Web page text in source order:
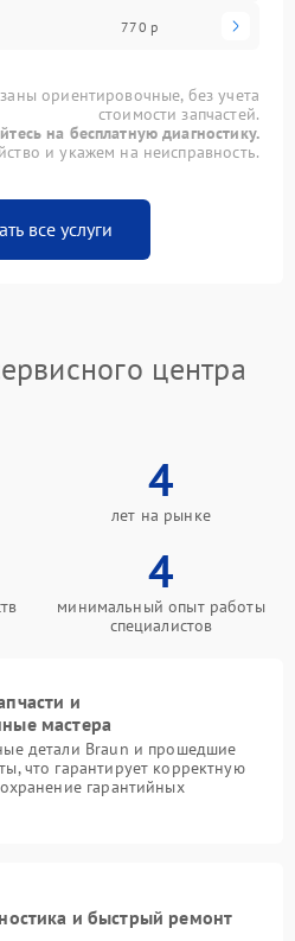
770 р
ориентировочные, без учета
стоимости запчастей.
на бесплатную диагностику.
и укажем на неисправность.
все услуги
центра
4
лет на рынке
4
минимальный опыт работы
специалистов
и
мастера
детали Braun и прошедшие
что гарантирует корректную
гарантийных
и быстрый ремонт